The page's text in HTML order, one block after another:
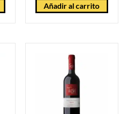
Añadir al carrito